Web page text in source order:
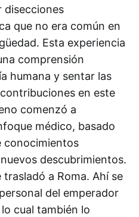
disecciones
que no era común en
Esta experiencia
comprensión
humana y sentar las
en este
comenzó a
médico, basado
conocimientos
descubrimientos.
a Roma. Ahí se
del emperador
cual también lo